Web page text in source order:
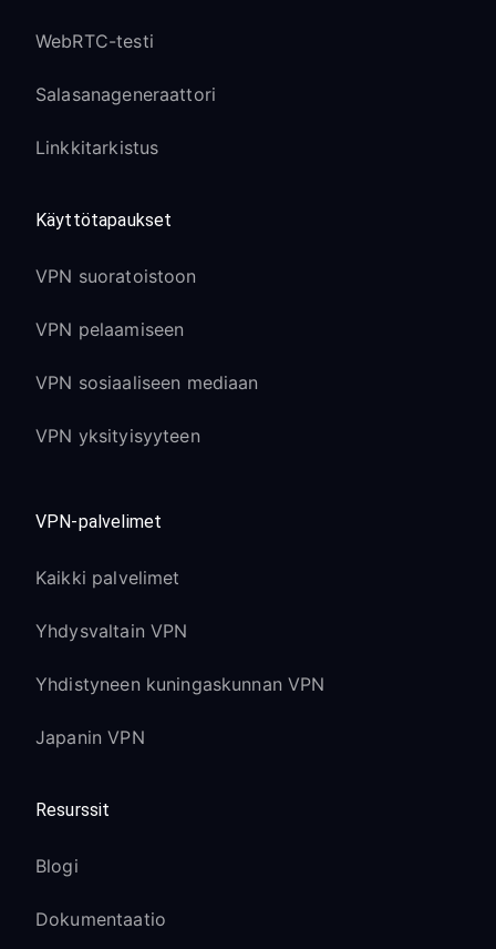
WebRTC-testi
Salasanageneraattori
Linkkitarkistus
Käyttötapaukset
VPN suoratoistoon
VPN pelaamiseen
VPN sosiaaliseen mediaan
VPN yksityisyyteen
VPN-palvelimet
Kaikki palvelimet
Yhdysvaltain VPN
Yhdistyneen kuningaskunnan VPN
Japanin VPN
Resurssit
Blogi
Dokumentaatio